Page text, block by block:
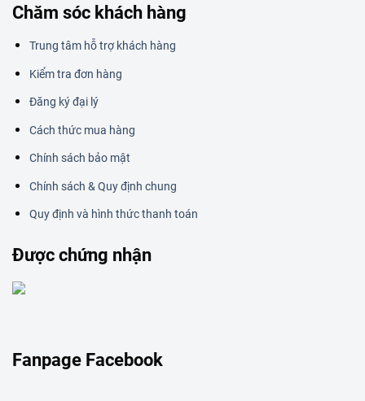
Chăm sóc khách hàng
Trung tâm hỗ trợ khách hàng
Kiểm tra đơn hàng
Đăng ký đại lý
Cách thức mua hàng
Chính sách bảo mật
Chính sách & Quy định chung
Quy định và hình thức thanh toán
Được chứng nhận
Fanpage Facebook